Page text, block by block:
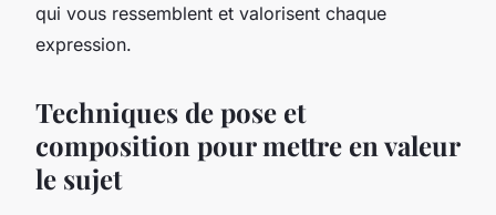
qui vous ressemblent et valorisent chaque
expression.
Techniques de pose et
composition pour mettre en valeur
le sujet